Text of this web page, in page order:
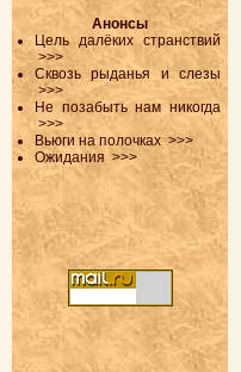
Анонсы
Цель далёких странствий
>>>
Сквозь рыданья и слезы
>>>
Не позабыть нам никогда
>>>
Вьюги на полочках >>>
Ожидания >>>